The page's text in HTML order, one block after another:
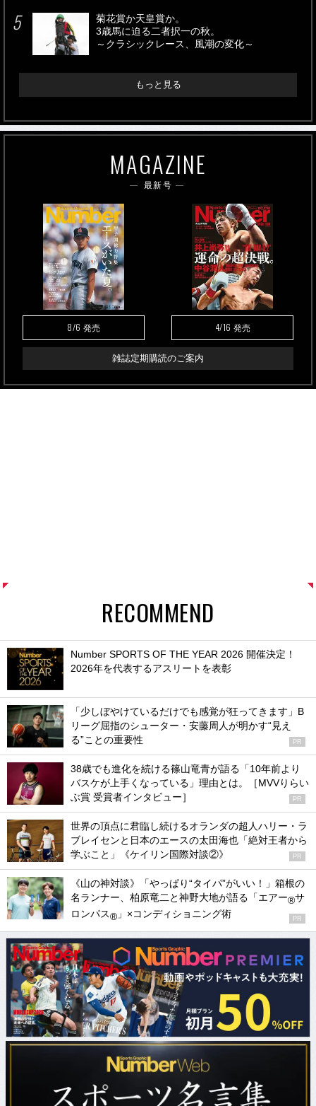
菊花賞か天皇賞か。
3歳馬に迫る二者択一の秋。
～クラシックレース、風潮の変化～
もっと見る
MAGAZINE
最新号
8/6 発売 4/16 発売
雑誌定期購読のご案内
RECOMMEND
Number SPORTS OF THE YEAR 2026 開催決定！
2026年を代表するアスリートを表彰
「少しぼやけているだけでも感覚が狂ってきます」B
リーグ屈指のシューター・安藤周人が明かす“見え
る”ことの重要性
PR
38歳でも進化を続ける篠山竜青が語る「10年前より
バスケが上手くなっている」理由とは。［MVVりらい
ぶ賞 受賞者インタビュー］
PR
世界の頂点に君臨し続けるオランダの超人ハリー・ラ
ブレイセンと日本のエースの太田海也「絶対王者から
学ぶこと」《ケイリン国際対談②》
PR
《山の神対談》「やっぱり“タイパ”がいい！」箱根の
名ランナー、柏原竜二と神野大地が語る「エアー®サ
ロンパス® 」×コンディショニング術 PR